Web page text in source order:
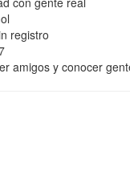
registro
amigos y conocer